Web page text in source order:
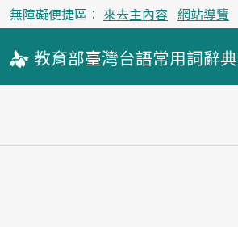
無障礙便捷區： 來去主內容 網站導覽
教育部臺灣台語常用詞辭典